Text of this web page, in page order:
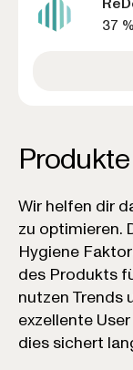
37
Wir helfen dir
zu optimieren.
Hygiene
des Produkts
nutzen Trends
exzellente
dies sichert